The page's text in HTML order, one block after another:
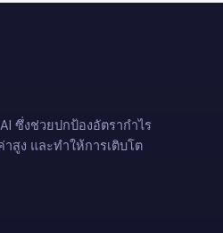
ซึ่งช่วยปกป้องอัตรากำไร
สูง และทำให้การเติบโต